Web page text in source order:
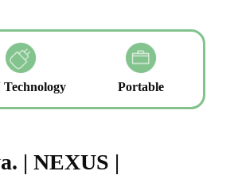
Technology Portable
| NEXUS |